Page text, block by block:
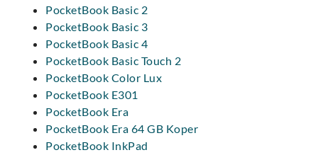
PocketBook Basic 2
PocketBook Basic 3
PocketBook Basic 4
PocketBook Basic Touch 2
PocketBook Color Lux
PocketBook E301
PocketBook Era
PocketBook Era 64 GB Koper
PocketBook InkPad